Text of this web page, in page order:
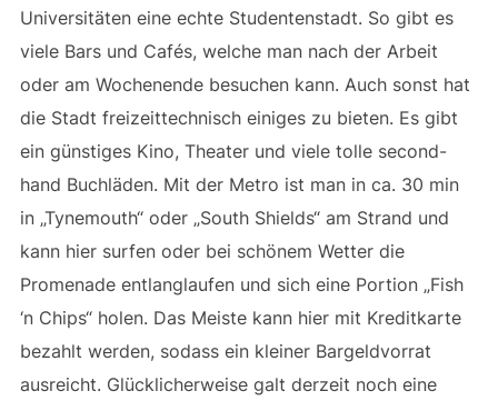
Universitäten eine echte Studentenstadt. So gibt es
viele Bars und Cafés, welche man nach der Arbeit
oder am Wochenende besuchen kann. Auch sonst hat
die Stadt freizeittechnisch einiges zu bieten. Es gibt
ein günstiges Kino, Theater und viele tolle second-
hand Buchläden. Mit der Metro ist man in ca. 30 min
in „Tynemouth“ oder „South Shields“ am Strand und
kann hier surfen oder bei schönem Wetter die
Promenade entlanglaufen und sich eine Portion „Fish
‘n Chips“ holen. Das Meiste kann hier mit Kreditkarte
bezahlt werden, sodass ein kleiner Bargeldvorrat
ausreicht. Glücklicherweise galt derzeit noch eine